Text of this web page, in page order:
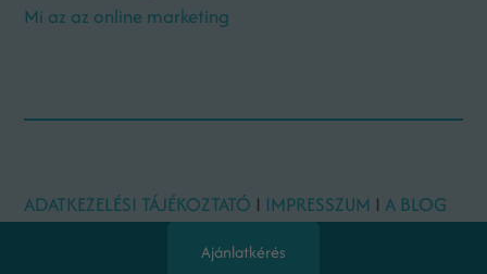
Mi az az online marketing
ADATKEZELÉSI TÁJÉKOZTATÓ I IMPRESSZUM IA BLOG
Ajánlatkérés